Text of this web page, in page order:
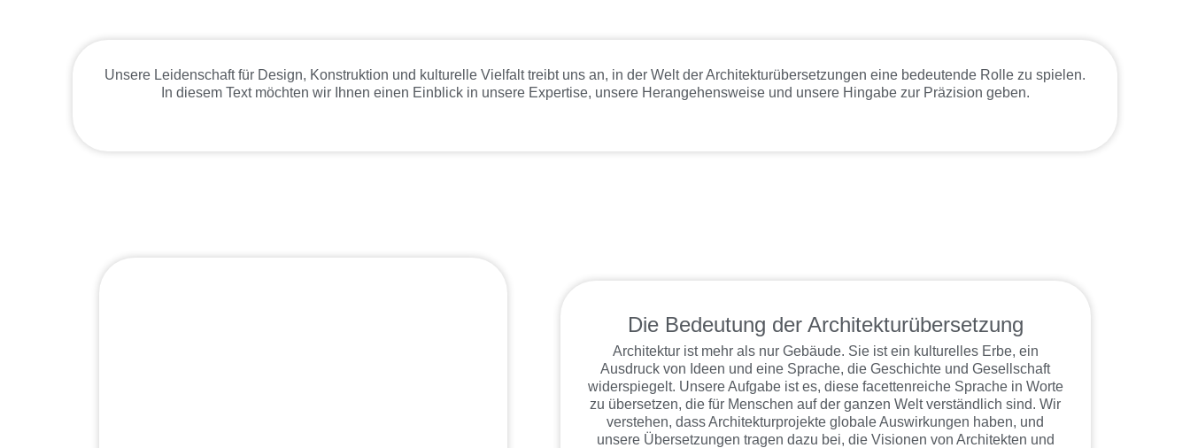
Unsere Leidenschaft für Design, Konstruktion und kulturelle Vielfalt treibt uns an, in der Welt der Architekturübersetzungen eine bedeutende Rolle zu spielen.
In diesem Text möchten wir Ihnen einen Einblick in unsere Expertise, unsere Herangehensweise und unsere Hingabe zur Präzision geben.
Die Bedeutung der Architekturübersetzung
Architektur ist mehr als nur Gebäude. Sie ist ein kulturelles Erbe, ein
Ausdruck von Ideen und eine Sprache, die Geschichte und Gesellschaft
widerspiegelt. Unsere Aufgabe ist es, diese facettenreiche Sprache in Worte
zu übersetzen, die für Menschen auf der ganzen Welt verständlich sind. Wir
verstehen, dass Architekturprojekte globale Auswirkungen haben, und
unsere Übersetzungen tragen dazu bei, die Visionen von Architekten und